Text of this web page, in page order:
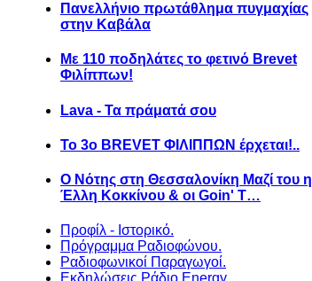
Πανελλήνιο πρωτάθλημα πυγμαχίας
στην Καβάλα
Με 110 ποδηλάτες το φετινό Brevet
Φιλίππων!
Lava - Τα πράματά σου
Το 3ο BREVET ΦΙΛΙΠΠΩΝ έρχεται!..
Ο Νότης στη Θεσσαλονίκη Μαζί του η
Έλλη Κοκκίνου & οι Goin' T…
Προφίλ - Ιστορικό.
Πρόγραμμα Ραδιοφώνου.
Ραδιοφωνικοί Παραγωγοί.